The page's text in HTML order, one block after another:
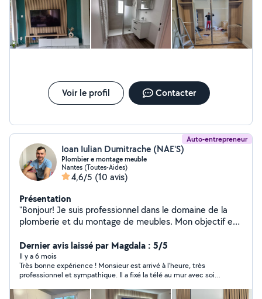
Voir le profil Contacter
Auto-entrepreneur
Ioan Iulian Dumitrache (NAE'S)
Plombier e montage meuble
Nantes (Toutes-Aides)
4,6/5 (10 avis)
Présentation
"Bonjour! Je suis professionnel dans le domaine de la
plomberie et du montage de meubles. Mon objectif est
besoins. N'hésitez pas à me contacter pour toute
demande ou question. Merci et à bientôt!"
Dernier avis laissé par Magdala : 5/5
Il y a 6 mois
Très bonne expérience ! Monsieur est arrivé à l’heure, très
professionnel et sympathique. Il a fixé la télé au mur avec soin.
sérieusement. Je recommande sans hésiter.